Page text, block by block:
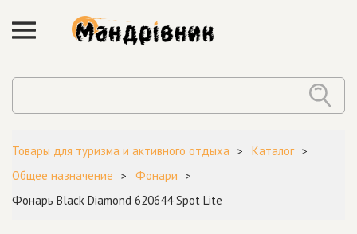
Товары для туризма и активного отдыха
Каталог
Общее назначение
Фонари
Фонарь Black Diamond 620644 Spot Lite